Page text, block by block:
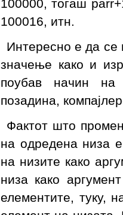
100000, тогаш
100016, итн.
Интересно е да се
значење како и
поубав начин на
позадина,
Фактот што
на одредена низа
на низите како
низа како
елементите, туку,